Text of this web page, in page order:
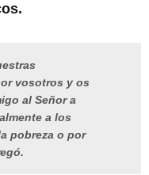
vosotros y os
al Señor a
a los
pobreza o por